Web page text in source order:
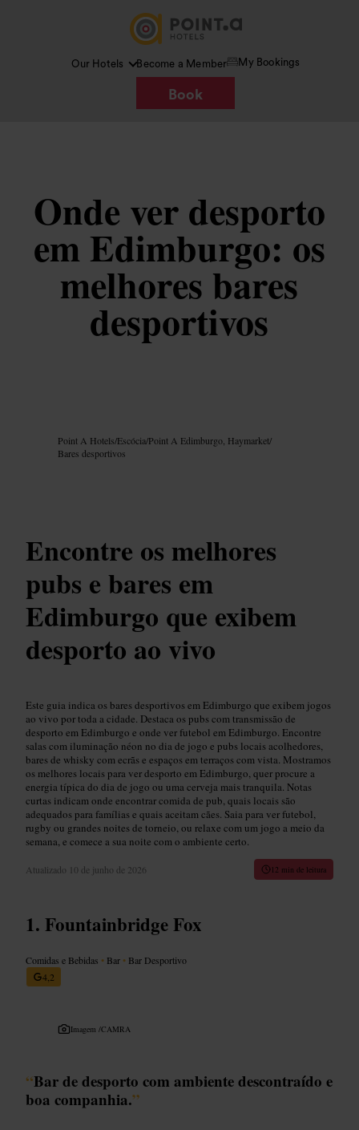
Our Hotels Become a Member My Bookings
Book
Onde ver desporto
em Edimburgo: os
melhores bares
desportivos
Point A Hotels/Escócia/Point A Edimburgo, Haymarket/
Bares desportivos
Encontre os melhores
pubs e bares em
Edimburgo que exibem
desporto ao vivo
Este guia indica os bares desportivos em Edimburgo que exibem jogos
ao vivo por toda a cidade. Destaca os pubs com transmissão de
desporto em Edimburgo e onde ver futebol em Edimburgo. Encontre
salas com iluminação néon no dia de jogo e pubs locais acolhedores,
bares de whisky com ecrãs e espaços em terraços com vista. Mostramos
os melhores locais para ver desporto em Edimburgo, quer procure a
energia típica do dia de jogo ou uma cerveja mais tranquila. Notas
curtas indicam onde encontrar comida de pub, quais locais são
adequados para famílias e quais aceitam cães. Saia para ver futebol,
rugby ou grandes noites de torneio, ou relaxe com um jogo a meio da
semana, e comece a sua noite com o ambiente certo.
Atualizado 10 de junho de 2026 12 min de leitura
Fountainbridge Fox
Comidas e Bebidas • Bar • Bar Desportivo
4,2
Imagem /CAMRA
“Bar de desporto com ambiente descontraído e
boa companhia.”